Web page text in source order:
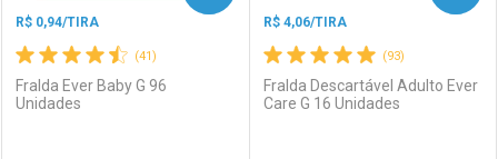
(41)
R$ 0,94/TIRA
Fralda Ever Baby G 96
Unidades
(93)
R$ 4,06/TIRA
Fralda Descartável Adulto Ever
Care G 16 Unidades